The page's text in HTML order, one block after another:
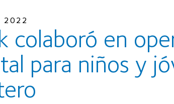
2022
colaboró en
para niños y